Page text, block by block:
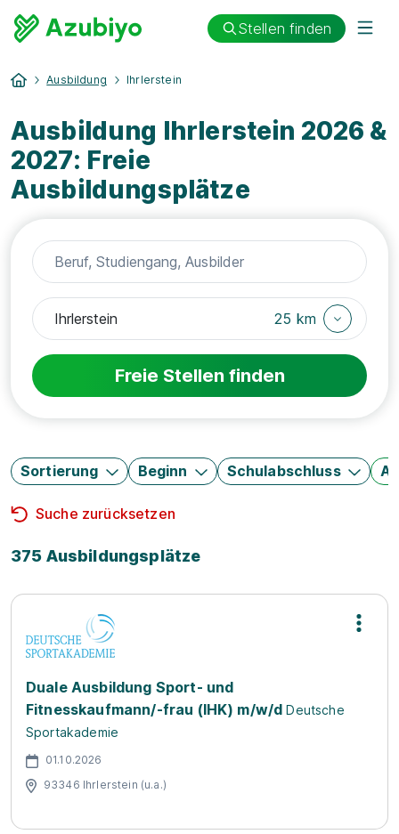
Stellen finden
Ausbildung Ihrlerstein
Ausbildung Ihrlerstein 2026 &
2027: Freie
Ausbildungsplätze
25 km
Freie Stellen finden
Sortierung Beginn Schulabschluss
Suche zurücksetzen
375 Ausbildungsplätze
Duale Ausbildung Sport- und
Fitnesskaufmann/-frau (IHK) m/w/d Deutsche
Sportakademie
01.10.2026
93346 Ihrlerstein (u.a.)